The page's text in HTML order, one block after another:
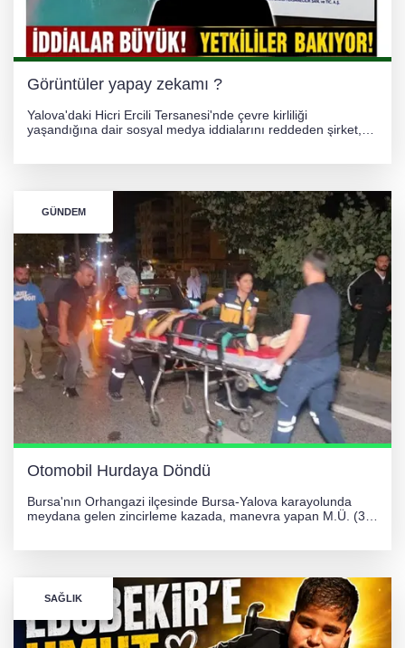
Görüntüler yapay zekamı ?
Yalova'daki Hicri Ercili Tersanesi'nde çevre kirliliği
yaşandığına dair sosyal medya iddialarını reddeden şirket,
GÜNDEM
Otomobil Hurdaya Döndü
Bursa'nın Orhangazi ilçesinde Bursa-Yalova karayolunda
meydana gelen zincirleme kazada, manevra yapan M.Ü. (35)
SAĞLIK